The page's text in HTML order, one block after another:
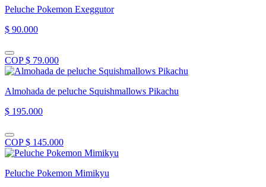
Peluche Pokemon Exeggutor
$ 90.000
COP $ 79.000
Almohada de peluche Squishmallows Pikachu
$ 195.000
COP $ 145.000
Peluche Pokemon Mimikyu